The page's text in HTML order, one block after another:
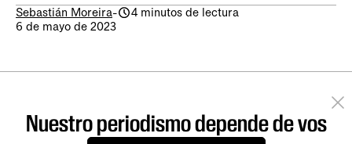
Sebastián Moreira-
4 minutos de lectura
6 de mayo de 2023
Nuestro periodismo depende de vos